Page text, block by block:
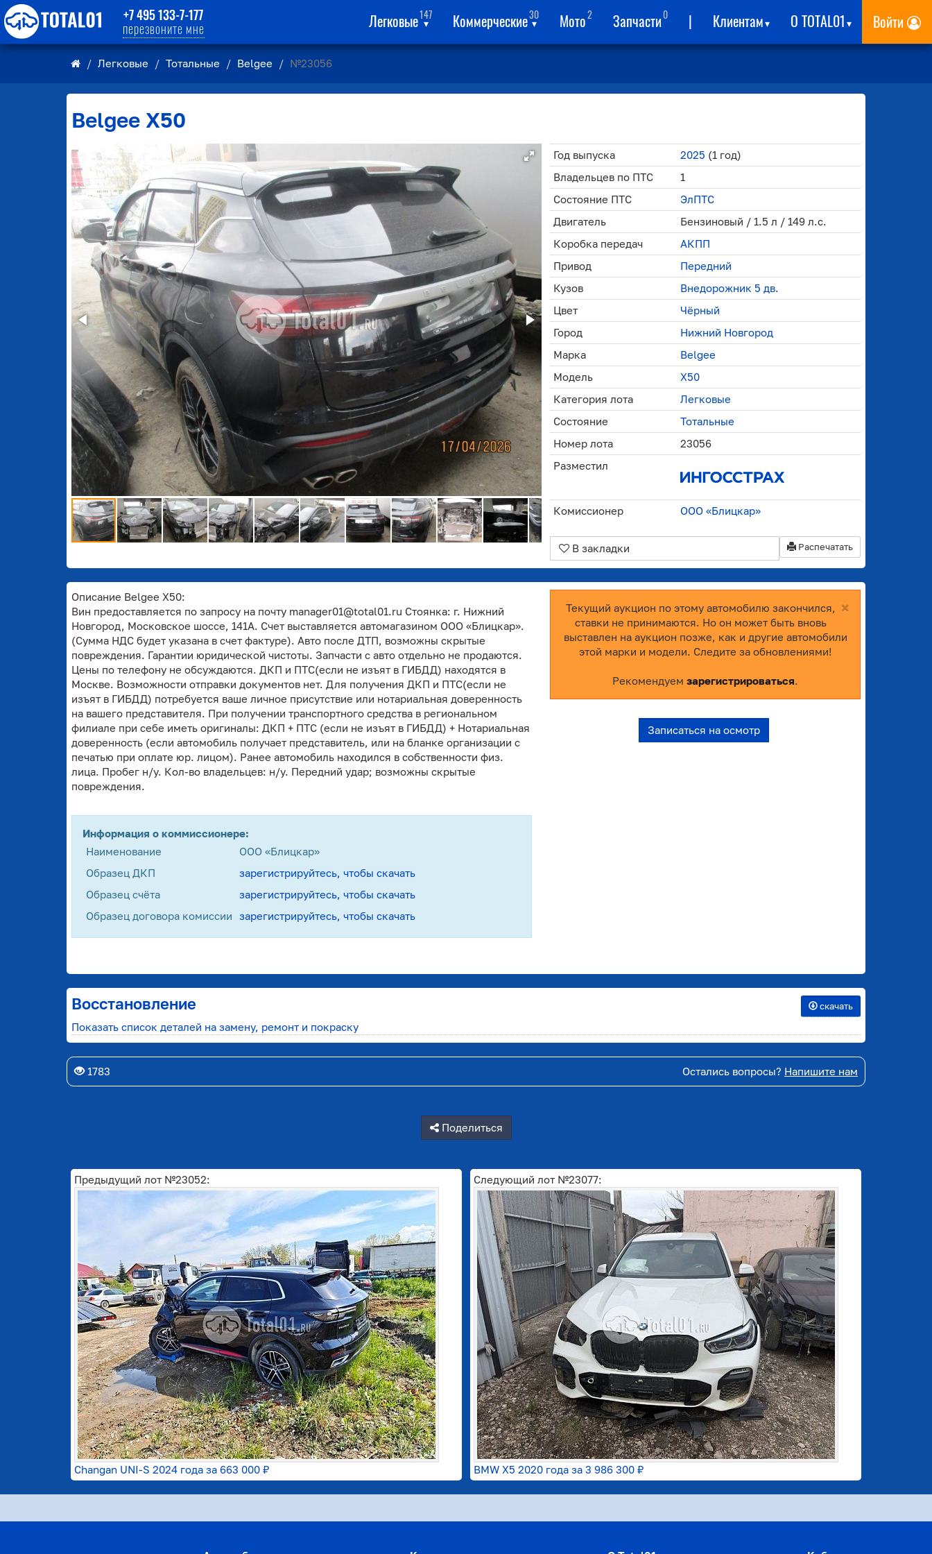
+7 495 133-7-177
перезвоните мне Легковые147
▾ Коммерческие30
▾ Мото2 Запчасти0 | Клиентам▾ О TOTAL01▾ Войти
Легковые Тотальные Belgee №23056
Belgee X50
Год выпуска 2025 (1 год)
Владельцев по ПТС
1
Состояние ПТС
ЭлПТС
Двигатель
Бензиновый / 1.5 л / 149 л.с.
Коробка передач
АКПП
Привод
Передний
Кузов
Внедорожник 5 дв.
Цвет
Чёрный
Город
Нижний Новгород
Марка
Belgee
Модель
X50
Категория лота
Легковые
Состояние
Тотальные
Номер лота
23056
Разместил
Комиссионер ООО «Блицкар»
Распечатать
В закладки
Описание Belgee X50:
Вин предоставляется по запросу на почту manager01@total01.ru Стоянка: г. Нижний
Новгород, Московское шоссе, 141А. Счет выставляется автомагазином ООО «Блицкар».
(Сумма НДС будет указана в счет фактуре). Авто после ДТП, возможны скрытые
повреждения. Гарантии юридической чистоты. Запчасти с авто отдельно не продаются.
Цены по телефону не обсуждаются. ДКП и ПТС(если не изъят в ГИБДД) находятся в
Москве. Возможности отправки документов нет. Для получения ДКП и ПТС(если не
изъят в ГИБДД) потребуется ваше личное присутствие или нотариальная доверенность
на вашего представителя. При получении транспортного средства в региональном
филиале при себе иметь оригиналы: ДКП + ПТС (если не изъят в ГИБДД) + Нотариальная
доверенность (если автомобиль получает представитель, или на бланке организации с
печатью при оплате юр. лицом). Ранее автомобиль находился в собственности физ.
лица. Пробег н/у. Кол-во владельцев: н/у. Передний удар; возможны скрытые
повреждения.
Информация о коммиссионере:
Наименование
ООО «Блицкар»
Образец ДКП
зарегистрируйтесь, чтобы скачать
Образец счёта
зарегистрируйтесь, чтобы скачать
Образец договора комиссии
зарегистрируйтесь, чтобы скачать
×
Текущий аукцион по этому автомобилю закончился,
ставки не принимаются. Но он может быть вновь
выставлен на аукцион позже, как и другие автомобили
этой марки и модели. Следите за обновлениями!
Рекомендуем зарегистрироваться
Записаться на осмотр
Восстановление скачать
Показать список деталей на замену, ремонт и покраску
1783 Остались вопросы? Напишите нам
Поделиться
Предыдущий лот №23052:
Changan UNI-S 2024 года за 663 000 ₽
Следующий лот №23077:
BMW X5 2020 года за 3 986 300 ₽